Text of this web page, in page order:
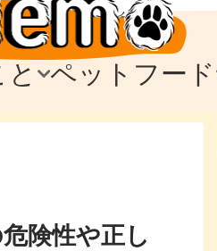
ペットフード
険性や正し